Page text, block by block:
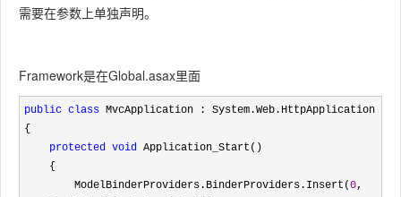
需要在参数上单独声明。
Framework是在Global.asax里面
public class MvcApplication : System.Web.HttpApplication
{
protected void Application_Start()
        ModelBinderProviders.BinderProviders.Insert(
0